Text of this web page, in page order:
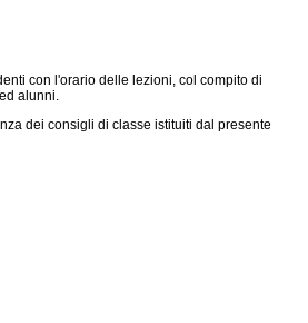
con l'orario delle lezioni, col compito di
alunni.
dei consigli di classe istituiti dal presente